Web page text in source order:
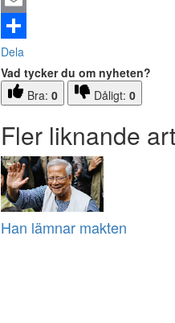
Email
Dela
Vad tycker du om nyheten?
Bra: 0 Dåligt: 0
Fler liknande
Han lämnar makten